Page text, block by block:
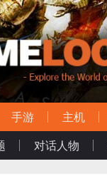
手游 主机
对话人物